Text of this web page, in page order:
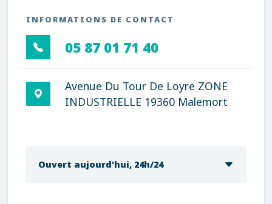
INFORMATIONS DE CONTACT
05 87 01 71 40
Avenue Du Tour De Loyre ZONE
INDUSTRIELLE 19360 Malemort
Ouvert aujourd'hui, 24h/24